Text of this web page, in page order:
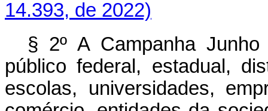
14.393, de 2022)
§ 2º A Campanha
público federal, estadual,
escolas, universidades,